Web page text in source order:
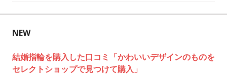
ゲ
ー
シ
NEW
結婚指輪を購入した口コミ「かわいいデザインのものを
セレクトショップで見つけて購入」